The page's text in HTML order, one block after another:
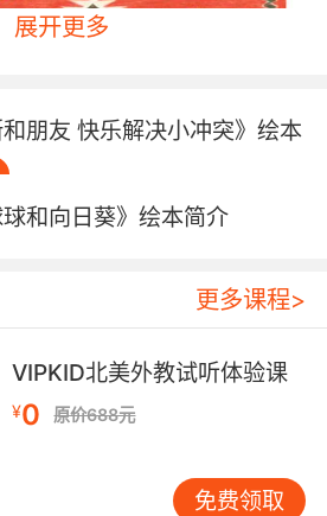
展开更多
和朋友 快乐解决小冲突》绘本
球和向日葵》绘本简介
更多课程>
VIPKID北美外教试听体验课
¥0 原价688元
免费领取